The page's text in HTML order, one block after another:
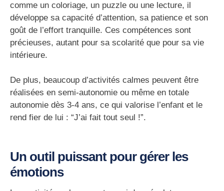
comme un coloriage, un puzzle ou une lecture, il
développe sa capacité d’attention, sa patience et son
goût de l’effort tranquille. Ces compétences sont
précieuses, autant pour sa scolarité que pour sa vie
intérieure.
De plus, beaucoup d’activités calmes peuvent être
réalisées en semi-autonomie ou même en totale
autonomie dès 3-4 ans, ce qui valorise l’enfant et le
rend fier de lui : “J’ai fait tout seul !”.
Un outil puissant pour gérer les
émotions